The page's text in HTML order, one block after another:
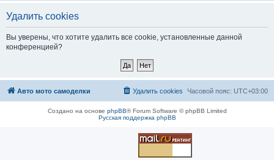
Удалить cookies
Вы уверены, что хотите удалить все cookie, установленные данной
конференцией?
Авто мото самоделки Часовой пояс: UTC+03:00
Удалить cookies
Создано на основе phpBB® Forum Software © phpBB Limited
Русская поддержка phpBB